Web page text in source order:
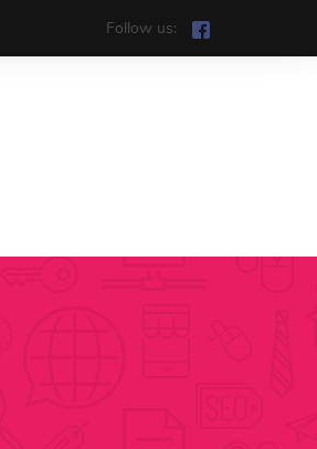
Follow us: